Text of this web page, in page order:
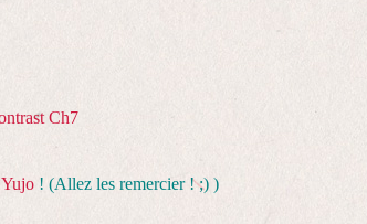
Ch7
! (Allez les remercier ! ;) )